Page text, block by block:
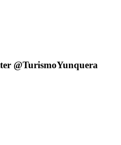
@TurismoYunquera